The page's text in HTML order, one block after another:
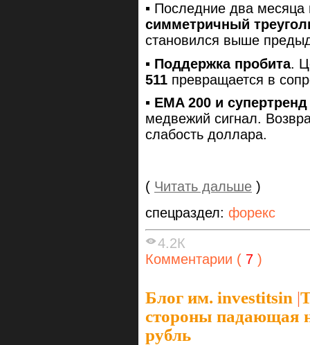
▪️ Последние два
симметричный
становился выше
▪️ Поддержка пробита.
511 превращается в
▪️ EMA 200 и
медвежий сигнал.
слабость доллара.
( Читать дальше )
спецраздел: форекс
4.2К
Комментарии ( 7 )
Блог им. investitsin |
стороны падающая
рубль